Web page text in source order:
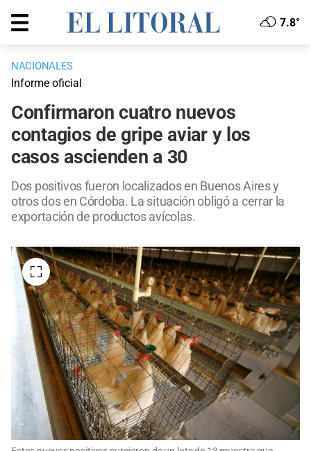
7.8°
NACIONALES
Informe oficial
Confirmaron cuatro nuevos
contagios de gripe aviar y los
casos ascienden a 30
Dos positivos fueron localizados en Buenos Aires y
otros dos en Córdoba. La situación obligó a cerrar la
exportación de productos avícolas.